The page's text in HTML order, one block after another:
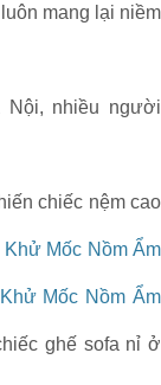
mang lại niềm
nhiều người
chiếc nệm cao
Mốc Nồm Ẩm
ghế sofa nỉ ở